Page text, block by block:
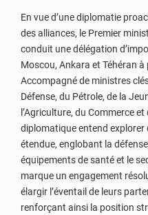
En vue d’une diplomatie
des alliances, le Premier
conduit une délégation
Moscou, Ankara et Téhéran à
Accompagné de ministres
Défense, du Pétrole, de la
l’Agriculture, du Commerce
diplomatique entend
étendue, englobant la
équipements de santé et le
marque un engagement
élargir l’éventail de leurs
renforçant ainsi la position